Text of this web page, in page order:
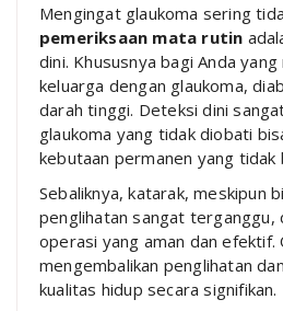
Mengingat glaukoma sering
pemeriksaan mata rutin
dini. Khususnya bagi Anda
keluarga dengan glaukoma,
darah tinggi. Deteksi dini
glaukoma yang tidak diobati
kebutaan permanen yang tidak
Sebaliknya, katarak, meskipun
penglihatan sangat terganggu,
operasi yang aman dan efektif.
mengembalikan penglihatan
kualitas hidup secara signifikan.